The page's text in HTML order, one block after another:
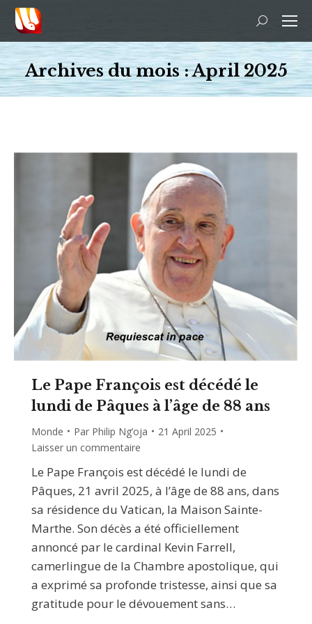
Recherche
:
Archives du mois :April 2025
Vous êtes ici :
Le Pape François est décédé le
lundi de Pâques à l’âge de 88 ans
Monde Par Philip Ng’oja
21 April 2025
Laisser un commentaire
Le Pape François est décédé le lundi de
Pâques, 21 avril 2025, à l’âge de 88 ans, dans
sa résidence du Vatican, la Maison Sainte-
Marthe. Son décès a été officiellement
annoncé par le cardinal Kevin Farrell,
camerlingue de la Chambre apostolique, qui
a exprimé sa profonde tristesse, ainsi que sa
gratitude pour le dévouement sans…